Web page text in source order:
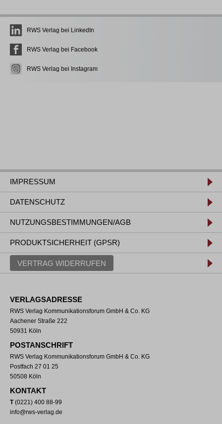
RWS Verlag bei LinkedIn
RWS Verlag bei Facebook
RWS Verlag bei Instagram
IMPRESSUM
DATENSCHUTZ
NUTZUNGSBESTIMMUNGEN/AGB
PRODUKTSICHERHEIT (GPSR)
VERTRAG WIDERRUFEN
VERLAGSADRESSE
RWS Verlag Kommunikationsforum GmbH & Co. KG
Aachener Straße 222
50931 Köln
POSTANSCHRIFT
RWS Verlag Kommunikationsforum GmbH & Co. KG
Postfach 27 01 25
50508 Köln
KONTAKT
T(0221) 400 88-99
info@rws-verlag.de